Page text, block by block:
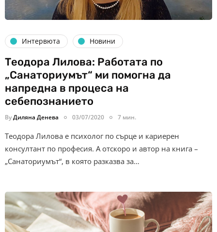
Интервюта Новини
Теодора Лилова: Работата по
„Санаториумът“ ми помогна да
напредна в процеса на
себепознанието
ByДиляна Денева 03/07/2020 7 мин.
Теодора Лилова е психолог по сърце и кариерен
консултант по професия. А отскоро и автор на книга –
„Санаториумът“, в която разказва за…